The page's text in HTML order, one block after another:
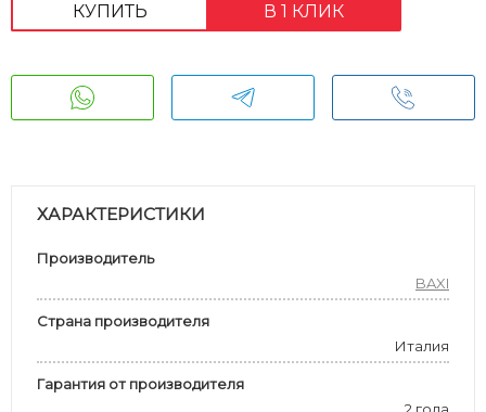
КУПИТЬ В 1 КЛИК
ХАРАКТЕРИСТИКИ
Производитель
BAXI
Страна производителя
Италия
Гарантия от производителя